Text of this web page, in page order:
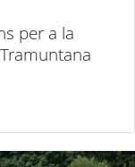
per a la